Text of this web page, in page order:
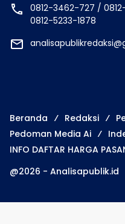
0812-3462-727 /
0812-5233-1878
Beranda Redaksi
Pedoman Media Ai
INFO DAFTAR HARGA
@2026 - Analisapublik.id